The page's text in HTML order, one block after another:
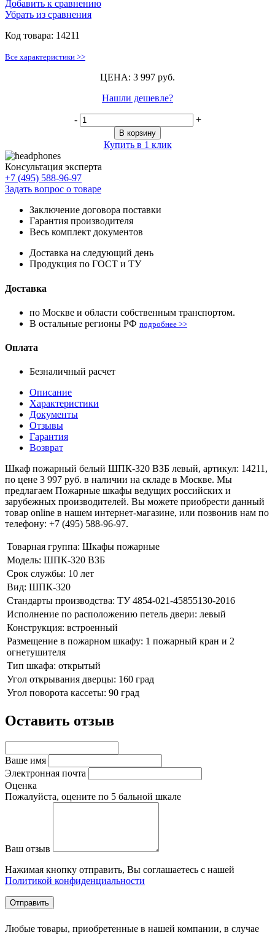
Добавить к сравнению
Убрать из сравнения
Код товара: 14211
Все характеристики >>
ЦЕНА: 3 997 руб.
Нашли дешевле?
- +
В корзину
Купить в 1 клик
Консультация эксперта
+7 (495) 588-96-97
Задать вопрос о товаре
Заключение договора поставки
Гарантия производителя
Весь комплект документов
Доставка на следующий день
Продукция по ГОСТ и ТУ
Доставка
по Москве и области собственным транспортом.
В остальные регионы РФ подробнее >>
Оплата
Безналичный расчет
Описание
Характеристики
Документы
Отзывы
Гарантия
Возврат
Шкаф пожарный белый ШПК-320 ВЗБ левый, артикул: 14211,
по цене 3 997 руб. в наличии на складе в Москве. Мы
предлагаем Пожарные шкафы ведущих российских и
зарубежных производителей. Вы можете приобрести данный
товар online в нашем интернет-магазине, или позвонив нам по
телефону: +7 (495) 588-96-97.
Товарная группа: Шкафы пожарные
Модель: ШПК-320 ВЗБ
Срок службы: 10 лет
Вид: ШПК-320
Стандарты производства: ТУ 4854-021-45855130-2016
Исполнение по расположению петель двери: левый
Конструкция: встроенный
Размещение в пожарном шкафу: 1 пожарный кран и 2
огнетушителя
Тип шкафа: открытый
Угол открывания дверцы: 160 град
Угол поворота кассеты: 90 град
Оставить отзыв
Ваше имя
Электронная почта
Оценка
Пожалуйста, оцените по 5 бальной шкале
Ваш отзыв
Нажимая кнопку отправить, Вы соглашаетесь с нашей
Политикой конфиденциальности
Любые товары, приобретенные в нашей компании, в случае